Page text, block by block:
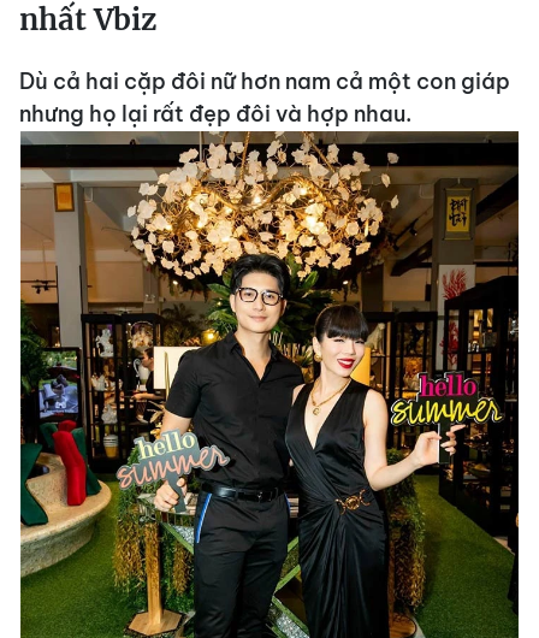
nhất Vbiz
Dù cả hai cặp đôi nữ hơn nam cả một con giáp
nhưng họ lại rất đẹp đôi và hợp nhau.